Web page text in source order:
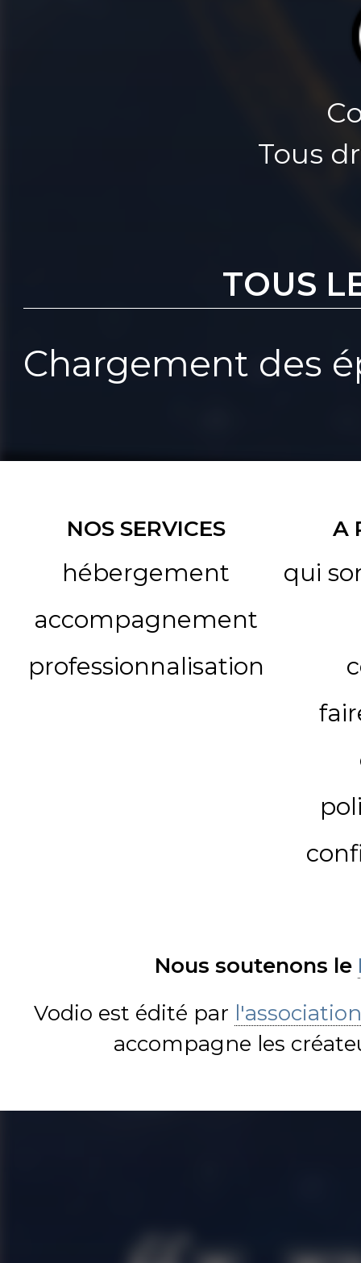
Tous
TOUS
Chargement des
NOS SERVICES
hébergement
accompagnement
professionnalisation
A
qui